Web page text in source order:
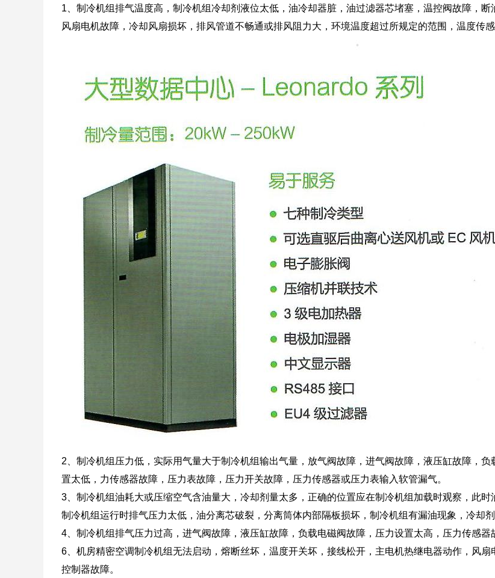
1、制冷机组排气温度高，制冷机组冷却剂液位太低，油冷却器脏，油过滤器芯堵塞，温控阀故障，
风扇电机故障，冷却风扇损坏，排风管道不畅通或排风阻力大，环境温度超过所规定的范围，温度传
2、制冷机组压力低，实际用气量大于制冷机组输出气量，放气阀故障，进气阀故障，液压缸故障，
置太低，力传感器故障，压力表故障，压力开关故障，压力传感器或压力表输入软管漏气。
3、制冷机组油耗大或压缩空气含油量大，冷却剂量太多，正确的位置应在制冷机组加载时观察，此
制冷机组运行时排气压力太低，油分离芯破裂，分离筒体内部隔板损坏，制冷机组有漏油现象，冷却剂
4、制冷机组排气压力过高，进气阀故障，液压缸故障，负载电磁阀故障，压力设置太高，压力传感器
6、机房精密空调制冷机组无法启动，熔断丝坏，温度开关坏，接线松开，主电机热继电器动作，风
控制器故障。